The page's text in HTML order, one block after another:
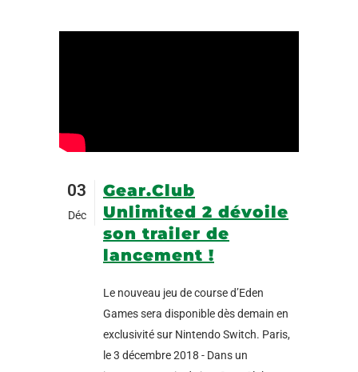
03
Déc
Gear.Club
Unlimited 2 dévoile
son trailer de
lancement !
Le nouveau jeu de course d’Eden
Games sera disponible dès demain en
exclusivité sur Nintendo Switch. Paris,
le 3 décembre 2018 - Dans un